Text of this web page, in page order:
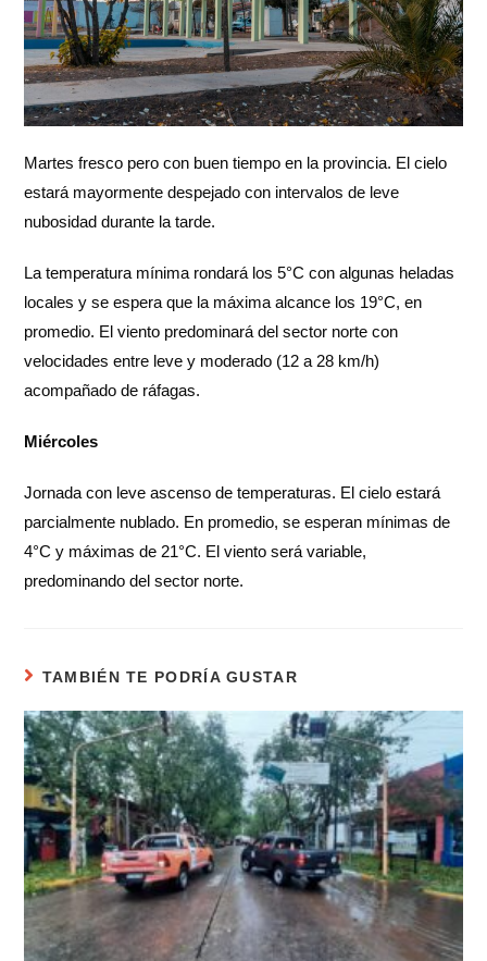
Martes fresco pero con buen tiempo en la provincia. El cielo
estará mayormente despejado con intervalos de leve
nubosidad durante la tarde.
La temperatura mínima rondará los 5°C con algunas heladas
locales y se espera que la máxima alcance los 19°C, en
promedio. El viento predominará del sector norte con
velocidades entre leve y moderado (12 a 28 km/h)
acompañado de ráfagas.
Miércoles
Jornada con leve ascenso de temperaturas. El cielo estará
parcialmente nublado. En promedio, se esperan mínimas de
4°C y máximas de 21°C. El viento será variable,
predominando del sector norte.
TAMBIÉN TE PODRÍA GUSTAR